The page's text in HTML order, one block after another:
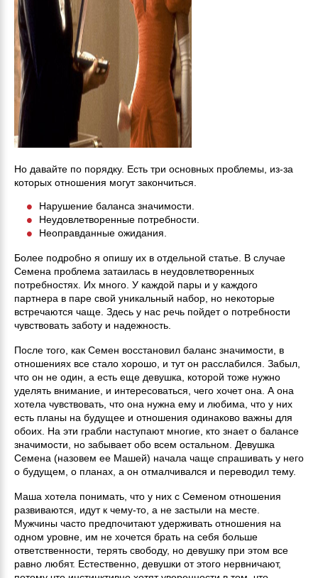
Но давайте по порядку. Есть три основных проблемы, из-за
которых отношения могут закончиться.
Нарушение баланса значимости.
Неудовлетворенные потребности.
Неоправданные ожидания.
Более подробно я опишу их в отдельной статье. В случае
Семена проблема затаилась в неудовлетворенных
потребностях. Их много. У каждой пары и у каждого
партнера в паре свой уникальный набор, но некоторые
встречаются чаще. Здесь у нас речь пойдет о потребности
чувствовать заботу и надежность.
После того, как Семен восстановил баланс значимости, в
отношениях все стало хорошо, и тут он расслабился. Забыл,
что он не один, а есть еще девушка, которой тоже нужно
уделять внимание, и интересоваться, чего хочет она. А она
хотела чувствовать, что она нужна ему и любима, что у них
есть планы на будущее и отношения одинаково важны для
обоих. На эти грабли наступают многие, кто знает о балансе
значимости, но забывает обо всем остальном. Девушка
Семена (назовем ее Машей) начала чаще спрашивать у него
о будущем, о планах, а он отмалчивался и переводил тему.
Маша хотела понимать, что у них с Семеном отношения
развиваются, идут к чему-то, а не застыли на месте.
Мужчины часто предпочитают удерживать отношения на
одном уровне, им не хочется брать на себя больше
ответственности, терять свободу, но девушку при этом все
равно любят. Естественно, девушки от этого нервничают,